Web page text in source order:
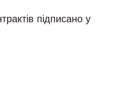
підписано у